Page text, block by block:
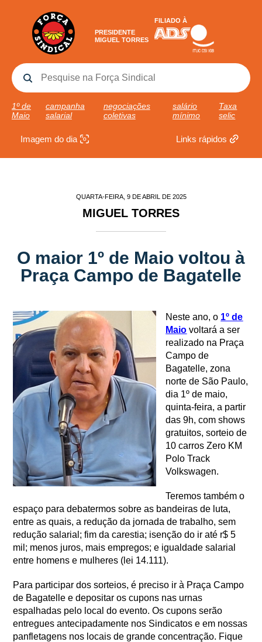
PRESIDENTE
MIGUEL TORRES
FILIADO À
1º de
Maio
campanha
salarial
negociações
coletivas
salário
mínimo
Taxa
selic
Imagem do dia Links rápidos
QUARTA-FEIRA, 9 DE ABRIL DE 2025
MIGUEL TORRES
O maior 1º de Maio voltou à
Praça Campo de Bagatelle
Neste ano, o 1º de
Maio voltará a ser
realizado na Praça
Campo de
Bagatelle, zona
norte de São Paulo,
dia 1º de maio,
quinta-feira, a partir
das 9h, com shows
gratuitos, sorteio de
10 carros Zero KM
Polo Track
Volkswagen.
Teremos também o
espaço para debatermos sobre as bandeiras de luta,
entre as quais, a redução da jornada de trabalho, sem
redução salarial; fim da carestia; isenção do ir até r$ 5
mil; menos juros, mais empregos; e igualdade salarial
entre homens e mulheres (lei 14.111).
Para participar dos sorteios, é preciso ir à Praça Campo
de Bagatelle e depositar os cupons nas urnas
espalhadas pelo local do evento. Os cupons serão
entregues antecipadamente nos Sindicatos e em nossas
panfletagens nos locais de grande concentração. Fique